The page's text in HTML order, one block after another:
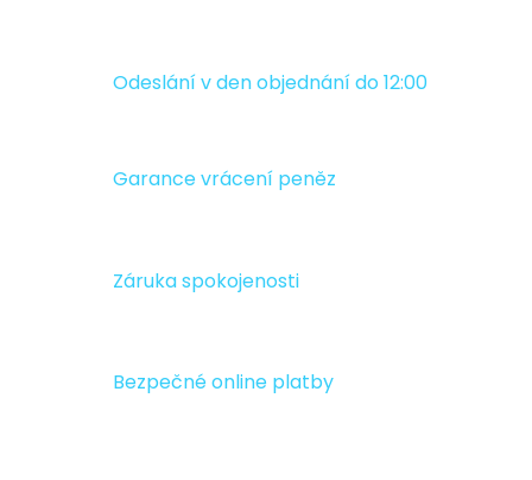
Odeslání v den objednání do 12:00
Garance vrácení peněz
Záruka spokojenosti
Bezpečné online platby